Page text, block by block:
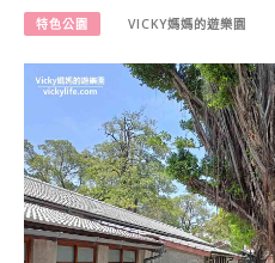
特色公園 VICKY媽媽的遊樂園